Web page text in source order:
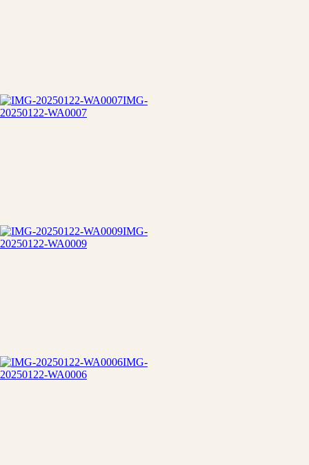
IMG-
20250122-WA0007
IMG-
20250122-WA0009
IMG-
20250122-WA0006